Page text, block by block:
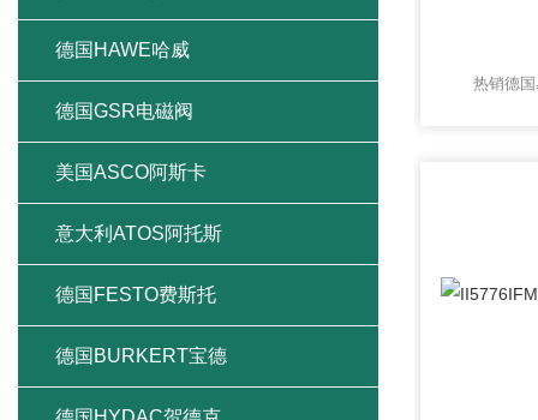
热销德
德国HAWE哈威
德国GSR电磁阀
美国ASCO阿斯卡
意大利ATOS阿托斯
德国FESTO费斯托
德国BURKERT宝德